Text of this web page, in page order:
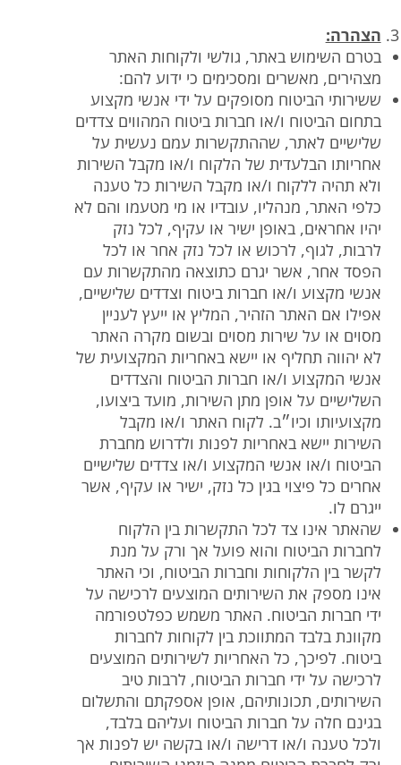
הצהרה:
בטרם השימוש באתר, גולשי ולקוחות האתר
מצהירים, מאשרים ומסכימים כי ידוע להם:
ששירותי הביטוח מסופקים על ידי אנשי מקצוע
בתחום הביטוח ו/או חברות ביטוח המהווים צדדים
שלישיים לאתר, שההתקשרות עמם נעשית על
אחריותו הבלעדית של הלקוח ו/או מקבל השירות
ולא תהיה ללקוח ו/או מקבל השירות כל טענה
כלפי האתר, מנהליו, עובדיו או מי מטעמו והם לא
יהיו אחראים, באופן ישיר או עקיף, לכל נזק
לרבות, לגוף, לרכוש או לכל נזק אחר או לכל
הפסד אחר, אשר יגרם כתוצאה מהתקשרות עם
אנשי מקצוע ו/או חברות ביטוח וצדדים שלישיים,
אפילו אם האתר הזהיר, המליץ או ייעץ לעניין
מסוים או על שירות מסוים ובשום מקרה האתר
לא יהווה תחליף או יישא באחריות המקצועית של
אנשי המקצוע ו/או חברות הביטוח והצדדים
השלישיים על אופן מתן השירות, מועד ביצועו,
מקצועיותו וכיו״ב. לקוח האתר ו/או מקבל
השירות יישא באחריות לפנות ולדרוש מחברת
הביטוח ו/או אנשי המקצוע ו/או צדדים שלישיים
אחרים כל פיצוי בגין כל נזק, ישיר או עקיף, אשר
ייגרם לו.
שהאתר אינו צד לכל התקשרות בין הלקוח
לחברות הביטוח והוא פועל אך ורק על מנת
לקשר בין הלקוחות וחברות הביטוח, וכי האתר
אינו מספק את השירותים המוצעים לרכישה על
ידי חברות הביטוח. האתר משמש כפלטפורמה
מקוונת בלבד המתווכת בין לקוחות לחברות
ביטוח. לפיכך, כל האחריות לשירותים המוצעים
לרכישה על ידי חברות הביטוח, לרבות טיב
השירותים, תכונותיהם, אופן אספקתם והתשלום
בגינם חלה על חברות הביטוח ועליהם בלבד,
ולכל טענה ו/או דרישה ו/או בקשה יש לפנות אך